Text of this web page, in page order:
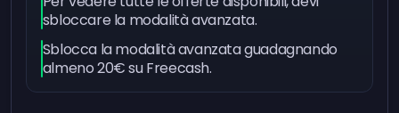
sbloccare la modalità avanzata.
Sblocca la modalità avanzata guadagnando
almeno 20€ su Freecash.